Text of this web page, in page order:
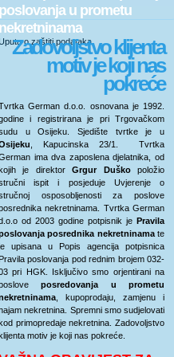
poslovanja u prometu
nekretninama
o zaštiti podataka
Zadovoljstvo klijenta
motiv je koji nas
pokreće
German d.o.o. osnovana je 1992.
i registrirana je pri Trgovačkom
u Osijeku. Sjedište tvrtke je u
, Kapucinska 23/1. Tvrtka
ima dva zaposlena djelatnika, od
je direktorGrgur Duškopoložio
ispit i posjeduje Uvjerenje o
osposobljenosti za poslove
nekretninama. Tvrtka German
od 2003 godine potpisnik je Pravila
posrednika nekretninamate
upisana u Popis agencija potpisnica
Pravila poslovanja pod rednim brojem 032-
pri HGK. Isključivo smo orjentirani na
posredovanja u prometu
, kupoprodaju, zamjenu i
nekretnina. Spremni smo sudjelovati
primopredaje nekretnina. Zadovoljstvo
motiv je koji nas pokreće.